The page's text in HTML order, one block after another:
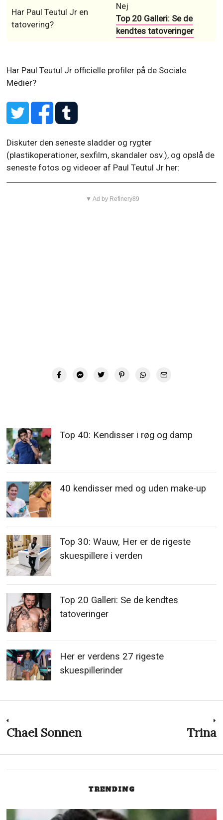
Har Paul Teutul Jr en
tatovering?
Nej
Top 20 Galleri: Se de
kendtes tatoveringer
Har Paul Teutul Jr officielle profiler på de Sociale
Medier?
Diskuter den seneste sladder og rygter
(plastikoperationer, sexfilm, skandaler osv.), og opslå de
seneste fotos og videoer af Paul Teutul Jr her:
▼ Ad by Refinery89
Top 40: Kendisser i røg og damp
40 kendisser med og uden make-up
Top 30: Wauw, Her er de rigeste
skuespillere i verden
Top 20 Galleri: Se de kendtes
tatoveringer
Her er verdens 27 rigeste
skuespillerinder
Indlægsnavigation
Previous
Chael Sonnen Trina
TRENDING